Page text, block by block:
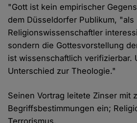
"Gott ist kein empirischer
dem Düsseldorfer Publikum, "als
Religionswissenschaftler
sondern die Gottesvorstellung
ist wissenschaftlich verifizierbar.
Unterschied zur Theologie."
Seinen Vortrag leitete Zinser mit
Begriffsbestimmungen ein;